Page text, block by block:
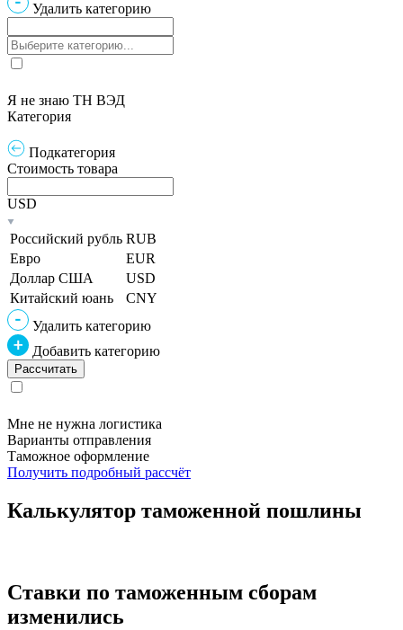
Удалить категорию
Я не знаю ТН ВЭД
Категория
Подкатегория
Стоимость товара
USD
Российский рубль RUB
Евро
EUR
Доллар США
USD
Китайский юань
CNY
Удалить категорию
Добавить категорию
Мне не нужна логистика
Варианты отправления
Таможное оформление
Получить подробный рассчёт
Калькулятор таможенной пошлины
Ставки по таможенным сборам
изменились